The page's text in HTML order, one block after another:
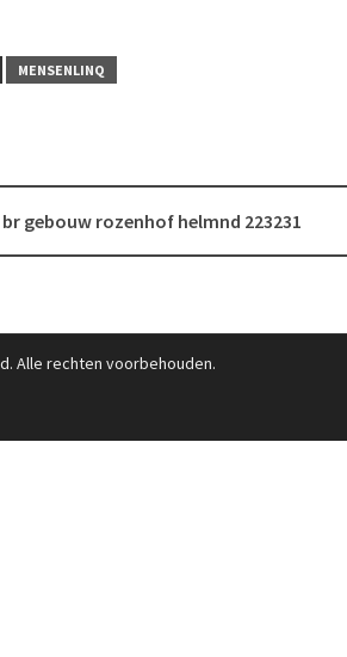
MENSENLINQ
gebouw rozenhof helmnd 223231
Alle rechten voorbehouden.